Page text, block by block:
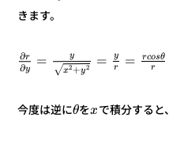
きます。
∂r
∂y = y
x2+y2
√
=
y
r
= rcosθ
r
今度は逆にθをxで積分すると、